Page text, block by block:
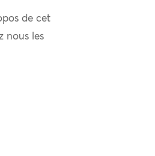
de cet
nous les